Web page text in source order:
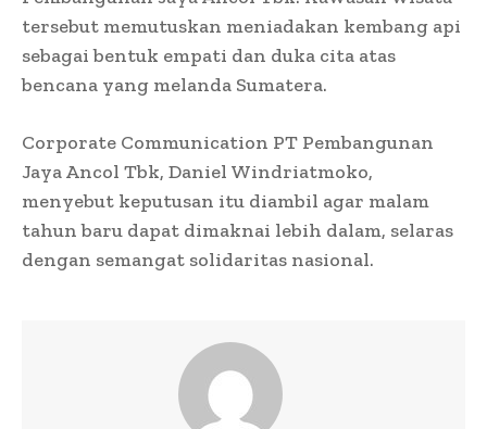
tersebut memutuskan meniadakan kembang api
sebagai bentuk empati dan duka cita atas
bencana yang melanda Sumatera.
Corporate Communication PT Pembangunan
Jaya Ancol Tbk, Daniel Windriatmoko,
menyebut keputusan itu diambil agar malam
tahun baru dapat dimaknai lebih dalam, selaras
dengan semangat solidaritas nasional.